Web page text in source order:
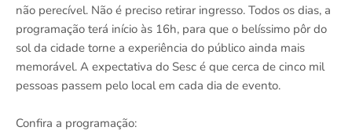
não perecível. Não é preciso retirar ingresso. Todos os dias, a
programação terá início às 16h, para que o belíssimo pôr do
sol da cidade torne a experiência do público ainda mais
memorável. A expectativa do Sesc é que cerca de cinco mil
pessoas passem pelo local em cada dia de evento.
Confira a programação: